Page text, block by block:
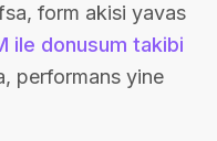
form akisi yavas
ile donusum takibi
performans yine